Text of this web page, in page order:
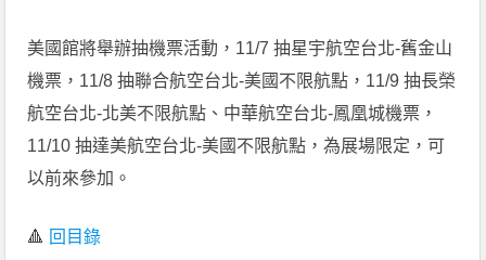
美國館將舉辦抽機票活動，11/7 抽星宇航空台北-舊金山
機票，11/8 抽聯合航空台北-美國不限航點，11/9 抽長榮
航空台北-北美不限航點、中華航空台北-鳳凰城機票，
11/10 抽達美航空台北-美國不限航點，為展場限定，可
以前來參加。
🔺 回目錄